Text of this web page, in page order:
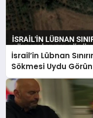
İsrail’in Lübnan
Sökmesi Uydu